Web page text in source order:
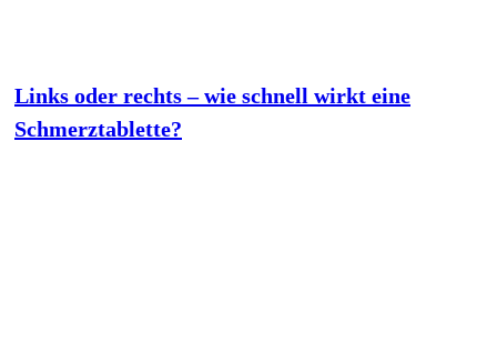
Links oder rechts – wie schnell wirkt eine
Schmerztablette?